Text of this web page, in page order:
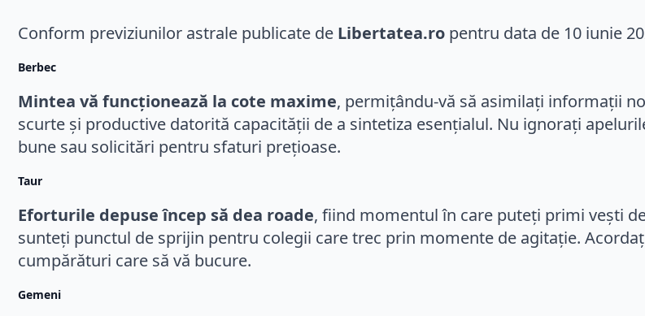
Conform previziunilor astrale publicate de Libertatea.ro pentru data de 10 iunie
Berbec
Mintea vă funcționează la cote maxime, permițându-vă să asimilați informații
scurte și productive datorită capacității de a sintetiza esențialul. Nu ignorați
bune sau solicitări pentru sfaturi prețioase.
Taur
Eforturile depuse încep să dea roade, fiind momentul în care puteți primi vești
sunteți punctul de sprijin pentru colegii care trec prin momente de agitație.
cumpărături care să vă bucure.
Gemeni